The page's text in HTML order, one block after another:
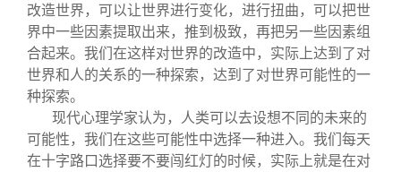
改造世界，可以让世界进行变化，进行扭曲，可以把世
界中一些因素提取出来，推到极致，再把另一些因素组
合起来。我们在这样对世界的改造中，实际上达到了对
世界和人的关系的一种探索，达到了对世界可能性的一
种探索。
现代心理学家认为，人类可以去设想不同的未来的
可能性，我们在这些可能性中选择一种进入。我们每天
在十字路口选择要不要闯红灯的时候，实际上就是在对